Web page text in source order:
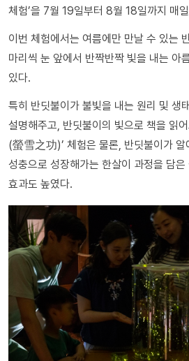
체험’을 7월 19일부터 8월 18일까지 매
이번 체험에서는 여름에만 만날 수 있는
마리씩 눈 앞에서 반짝반짝 빛을 내는 아
있다.
특히 반딧불이가 불빛을 내는 원리 및 생
설명해주고, 반딧불이의 빛으로 책을 읽
(螢雪之功)’ 체험은 물론, 반딧불이가 알
성충으로 성장해가는 한살이 과정을 담
효과도 높였다.